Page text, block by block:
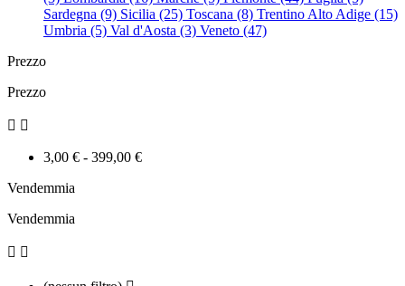
Sardegna (9) Sicilia (25) Toscana (8) Trentino Alto Adige (15)
Umbria (5) Val d'Aosta (3) Veneto (47)
Prezzo
Prezzo
 
3,00 € - 399,00 €
Vendemmia
Vendemmia
 